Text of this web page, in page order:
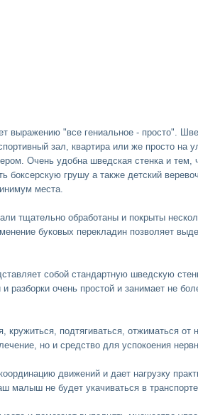
выражению "все гениальное - просто".
зал, квартира или же просто на
Очень удобна шведская стенка и тем,
грушу а также детский
места.
тщательно обработаны и покрыты
буковых перекладин позволяет
собой стандартную шведскую
разборки очень простой и занимает не
подтягиваться, отжиматься
но и средство для успокоения
движений и дает нагрузку
не будет укачиваться в